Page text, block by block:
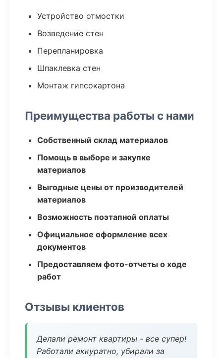
Устройство отмостки
Возведение стен
Перепланировка
Шпаклевка стен
Монтаж гипсокартона
Преимущества работы с нами
Собственный склад материалов
Помощь в выборе и закупке
материалов
Выгодные цены от производителей
материалов
Возможность поэтапной оплаты
Официальное оформление всех
документов
Предоставляем фото-отчеты о ходе
работ
Отзывы клиентов
Делали ремонт квартиры - все супер!
Работали аккуратно, убирали за